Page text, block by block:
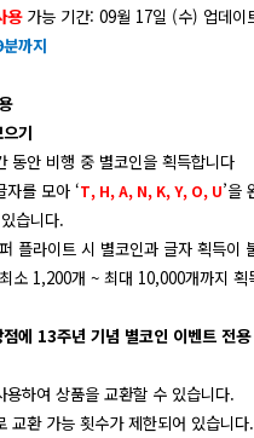
용가능 기간: 09월 17일 (수) 업데이
까지
기
동안 비행 중 별코인을 획득합니다
를 모아 ‘T, H, A, N, K, Y, O, U’을
습니다.
플라이트 시 별코인과 글자 획득이
소 1,200개 ~ 최대 10,000개까지 획
에 13주년 기념 별코인 이벤트 전용
용하여 상품을 교환할 수 있습니다.
교환 가능 횟수가 제한되어 있습니다.